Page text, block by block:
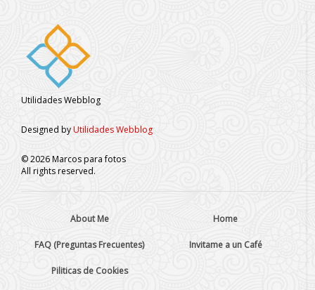
Utilidades Webblog
Designed byUtilidades Webblog
©2026Marcos para fotos
All rights reserved.
About Me Home
FAQ (Preguntas Frecuentes) Invitame a un Café
Piliticas de Cookies